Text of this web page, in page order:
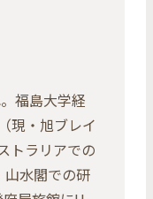
福島大学経
現・旭ブレイ
トラリアでの
山水閣での研